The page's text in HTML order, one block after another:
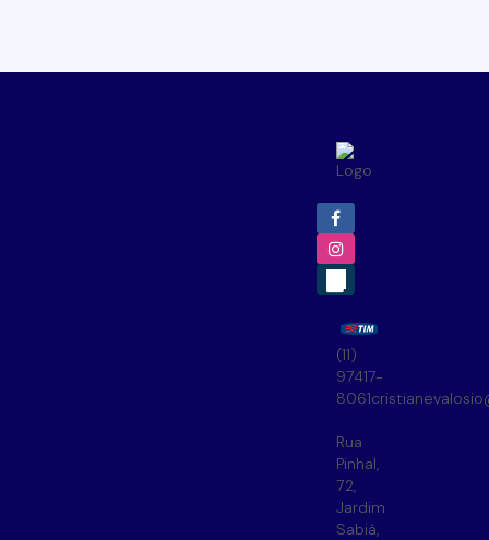
(11)
97417-
8061
Rua
Pinhal,
72,
Jardim
Sabiá,